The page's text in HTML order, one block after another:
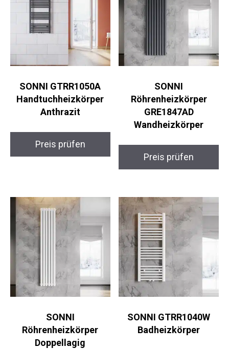
SONNI GTRR1050A
Handtuchheizkörper
Anthrazit
Preis prüfen
SONNI
Röhrenheizkörper
GRE1847AD
Wandheizkörper
Preis prüfen
SONNI
Röhrenheizkörper
Doppellagig
SONNI GTRR1040W
Badheizkörper